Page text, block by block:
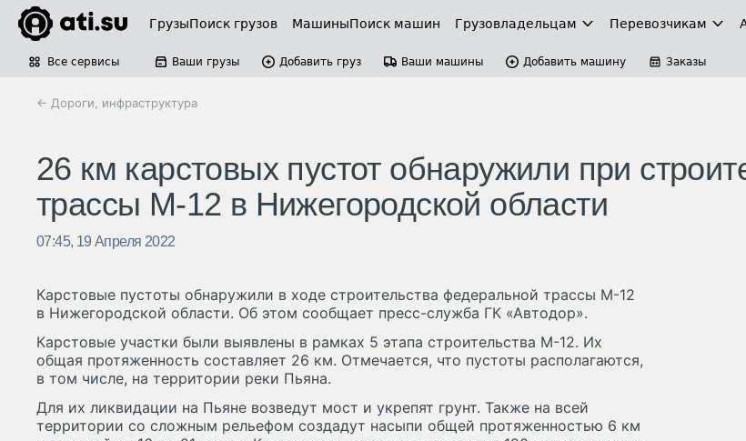
ГрузыПоиск грузов МашиныПоиск машин Грузовладельцам Перевозчикам
Все сервисы Ваши грузы Добавить груз Ваши машины Добавить машину Заказы
← Дороги, инфраструктура
26 км карстовых пустот обнаружили при
трассы М-12 в Нижегородской области
07:45, 19 Апреля 2022
Карстовые пустоты обнаружили в ходе строительства федеральной трассы М-12
в Нижегородской области. Об этом сообщает пресс-служба ГК «Автодор».
Карстовые участки были выявлены в рамках 5 этапа строительства М-12. Их
общая протяженность составляет 26 км. Отмечается, что пустоты располагаются,
в том числе, на территории реки Пьяна.
Для их ликвидации на Пьяне возведут мост и укрепят грунт. Также на всей
территории со сложным рельефом создадут насыпи общей протяженностью 6 км